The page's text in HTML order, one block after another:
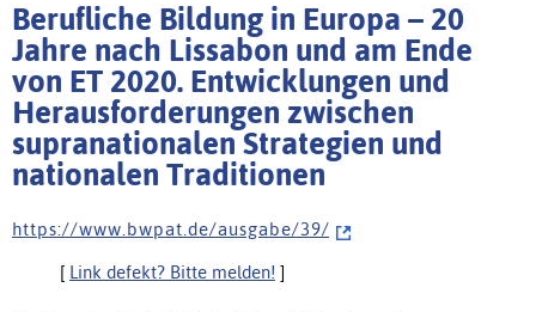
Strategien und nationalen Traditionen
Berufliche Bildung in Europa – 20
Jahre nach Lissabon und am Ende
von ET 2020. Entwicklungen und
Herausforderungen zwischen
supranationalen Strategien und
nationalen Traditionen
h t t p s : / / w w w . b w p a t . d e / a u s g a b e / 3 9 /
[ Link defekt? Bitte melden! ]